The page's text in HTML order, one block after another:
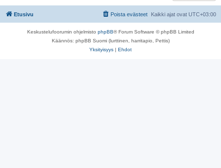
Etusivu Kaikki ajat ovat UTC+03:00
Poista evästeet
Keskustelufoorumin ohjelmisto phpBB® Forum Software © phpBB Limited
Käännös: phpBB Suomi (lurttinen, harritapio, Pettis)
Yksityisyys | Ehdot